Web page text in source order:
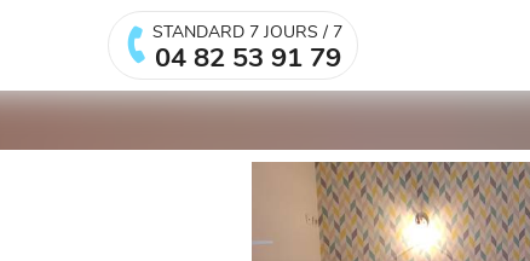
STANDARD 7 JOURS / 7
04 82 53 91 79